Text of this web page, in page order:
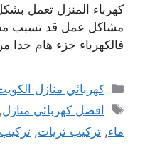
مشاكل عمل قد تسبب
فالكهرباء جزء هام جدا
التصنيفات
كهربائي منازل
الوسوم
افضل كهربائي منازل,
ماء, تركيب ثريات,